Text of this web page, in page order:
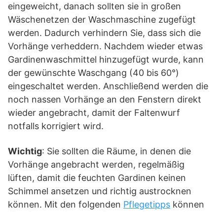
eingeweicht, danach sollten sie in großen
Wäschenetzen der Waschmaschine zugefügt
werden. Dadurch verhindern Sie, dass sich die
Vorhänge verheddern. Nachdem wieder etwas
Gardinenwaschmittel hinzugefügt wurde, kann
der gewünschte Waschgang (40 bis 60°)
eingeschaltet werden. Anschließend werden die
noch nassen Vorhänge an den Fenstern direkt
wieder angebracht, damit der Faltenwurf
notfalls korrigiert wird.
Wichtig: Sie sollten die Räume, in denen die
Vorhänge angebracht werden, regelmäßig
lüften, damit die feuchten Gardinen keinen
Schimmel ansetzen und richtig austrocknen
können. Mit den folgenden Pflegetipps können